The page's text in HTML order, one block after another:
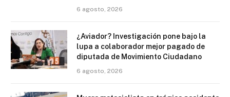
6 agosto, 2026
¿Aviador? Investigación pone bajo la
lupa a colaborador mejor pagado de
diputada de Movimiento Ciudadano
6 agosto, 2026